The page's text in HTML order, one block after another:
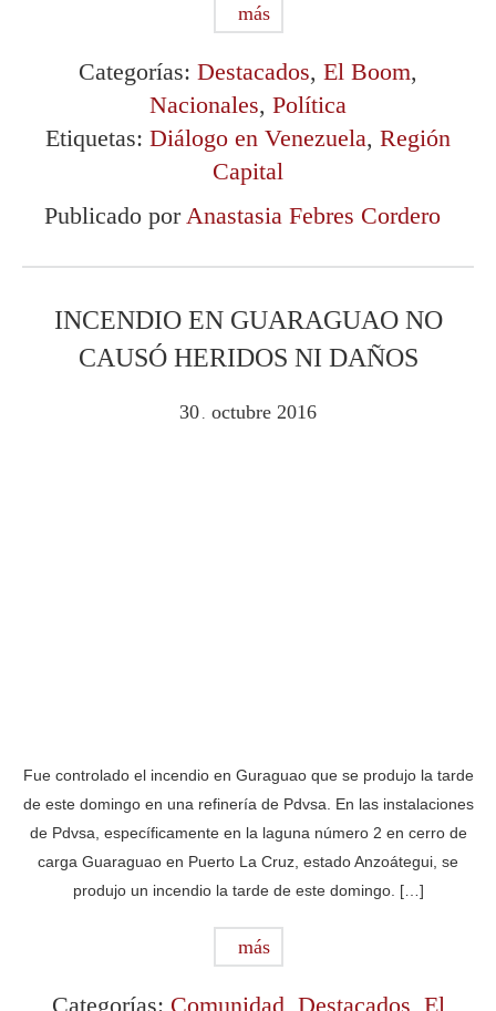
más
Categorías: Destacados, El Boom,
Nacionales, Política
Etiquetas: Diálogo en Venezuela, Región
Capital
Publicado por Anastasia Febres Cordero
INCENDIO EN GUARAGUAO NO
CAUSÓ HERIDOS NI DAÑOS
30 octubre 2016
Fue controlado el incendio en Guraguao que se produjo la tarde
de este domingo en una refinería de Pdvsa. En las instalaciones
de Pdvsa, específicamente en la laguna número 2 en cerro de
carga Guaraguao en Puerto La Cruz, estado Anzoátegui, se
produjo un incendio la tarde de este domingo. […]
más
Categorías: Comunidad Destacados El